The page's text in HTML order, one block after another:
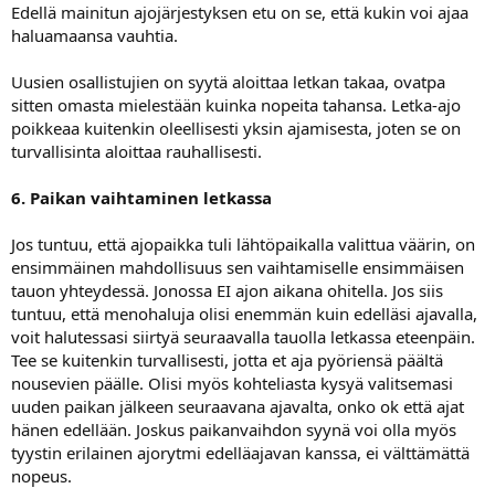
Edellä mainitun ajojärjestyksen etu on se, että kukin voi ajaa
haluamaansa vauhtia.
Uusien osallistujien on syytä aloittaa letkan takaa, ovatpa
sitten omasta mielestään kuinka nopeita tahansa. Letka-ajo
poikkeaa kuitenkin oleellisesti yksin ajamisesta, joten se on
turvallisinta aloittaa rauhallisesti.
6. Paikan vaihtaminen letkassa
Jos tuntuu, että ajopaikka tuli lähtöpaikalla valittua väärin, on
ensimmäinen mahdollisuus sen vaihtamiselle ensimmäisen
tauon yhteydessä. Jonossa EI ajon aikana ohitella. Jos siis
tuntuu, että menohaluja olisi enemmän kuin edelläsi ajavalla,
voit halutessasi siirtyä seuraavalla tauolla letkassa eteenpäin.
Tee se kuitenkin turvallisesti, jotta et aja pyöriensä päältä
nousevien päälle. Olisi myös kohteliasta kysyä valitsemasi
uuden paikan jälkeen seuraavana ajavalta, onko ok että ajat
hänen edellään. Joskus paikanvaihdon syynä voi olla myös
tyystin erilainen ajorytmi edelläajavan kanssa, ei välttämättä
nopeus.